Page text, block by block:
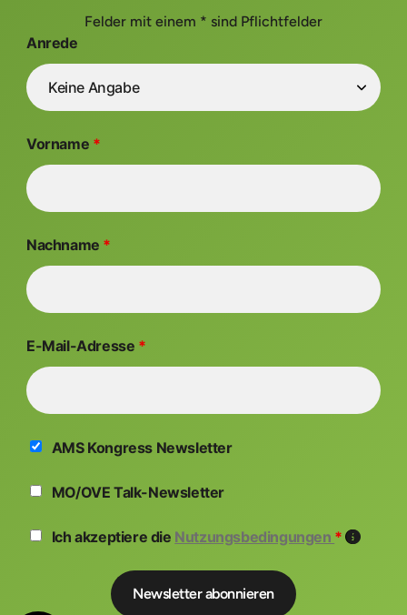
Felder mit einem * sind Pflichtfelder
Anrede
Vorname *
Nachname *
E-Mail-Adresse *
AMS Kongress Newsletter
MO/OVE Talk-Newsletter
Ich akzeptiere die Nutzungsbedingungen *